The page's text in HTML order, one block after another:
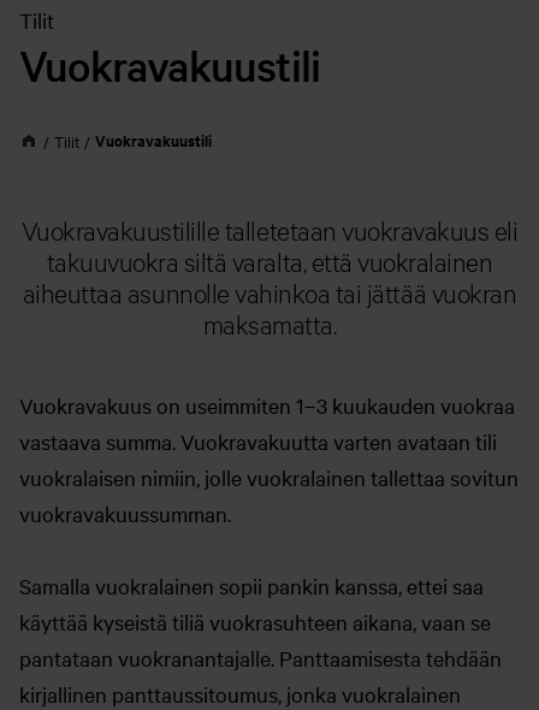
Tilit
Vuokravakuustili
Tilit Vuokravakuustili
Vuokravakuustilille talletetaan vuokravakuus eli
takuuvuokra siltä varalta, että vuokralainen
aiheuttaa asunnolle vahinkoa tai jättää vuokran
maksamatta.
Vuokravakuus on useimmiten 1–3 kuukauden vuokraa
vastaava summa. Vuokravakuutta varten avataan tili
vuokralaisen nimiin, jolle vuokralainen tallettaa sovitun
vuokravakuussumman.
Samalla vuokralainen sopii pankin kanssa, ettei saa
käyttää kyseistä tiliä vuokrasuhteen aikana, vaan se
pantataan vuokranantajalle. Panttaamisesta tehdään
kirjallinen panttaussitoumus, jonka vuokralainen